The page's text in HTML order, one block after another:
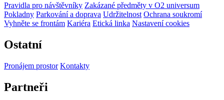
Pravidla pro návštěvníky Zakázané předměty v O2 universum
Pokladny Parkování a doprava Udržitelnost Ochrana soukromí
Vyhněte se frontám Kariéra Etická linka Nastavení cookies
Ostatní
Pronájem prostor Kontakty
Partneři